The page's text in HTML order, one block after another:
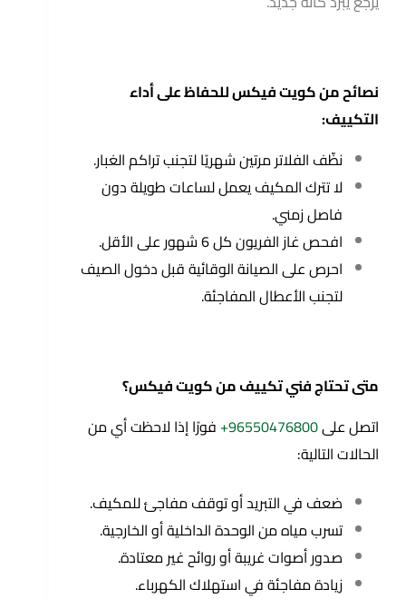
نصائح من كويت فيكس للحفاظ على أداء
التكييف:
نظّف الفلاتر مرتين شهريًا لتجنب تراكم الغبار.
لا تترك المكيف يعمل لساعات طويلة دون
فاصل زمني.
افحص غاز الفريون كل 6 شهور على الأقل.
احرص على الصيانة الوقائية قبل دخول الصيف
لتجنب الأعطال المفاجئة.
متى تحتاج فني تكييف من كويت فيكس؟
اتصل على96550476800+ فورًا إذا لاحظت أي من
الحالات التالية:
ضعف في التبريد أو توقف مفاجئ للمكيف.
تسرب مياه من الوحدة الداخلية أو الخارجية.
صدور أصوات غريبة أو روائح غير معتادة.
زيادة مفاجئة في استهلاك الكهرباء.